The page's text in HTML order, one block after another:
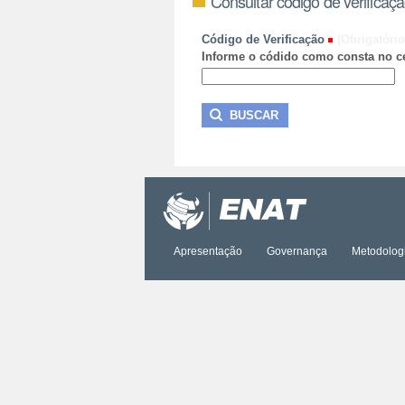
Código de Verificação
Informe o códido como consta no
Apresentação Governança